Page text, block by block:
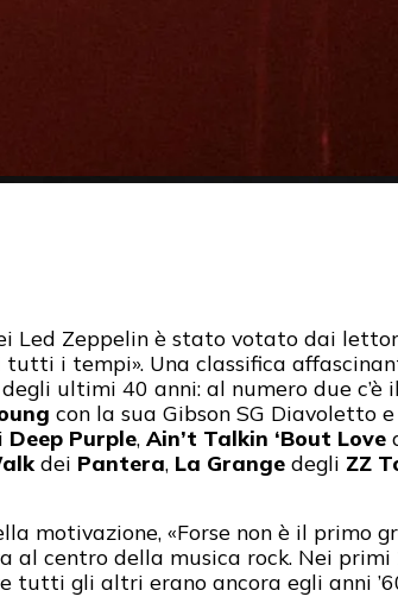
Led Zeppelin è stato votato dai
tutti i tempi». Una classifica
ultimi 40 anni: al numero due c’è
con la sua Gibson SG Diavoletto
Deep Purple, Ain’t Talkin ‘Bout Love
dei Pantera, La Grange degli ZZ
motivazione, «Forse non è il primo
centro della musica rock. Nei primi
tutti gli altri erano ancora egli anni